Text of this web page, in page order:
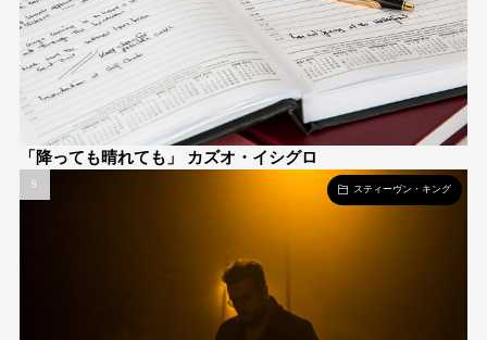
「降っても晴れても」 カズオ・イシグロ
スティーヴン・キング